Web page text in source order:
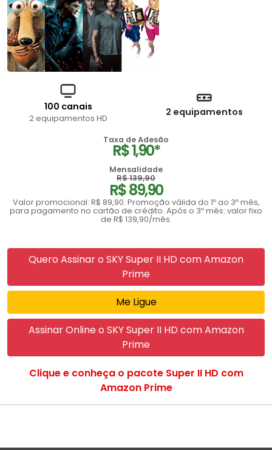
100 canais
2 equipamentos HD
2 equipamentos
Taxa de Adesão
R$ 1,90*
Mensalidade
R$ 139,90
R$ 89,90
Valor promocional: R$ 89,90. Promoção válida do 1º ao 3º mês,
para pagamento no cartão de crédito. Após o 3º mês: valor fixo
de R$ 139,90/mês.
Quero Assinar o SKY Super II HD com Amazon
Prime
Me Ligue
Assinar Online o SKY Super II HD com Amazon
Prime
Clique e conheça o pacote Super II HD com
Amazon Prime